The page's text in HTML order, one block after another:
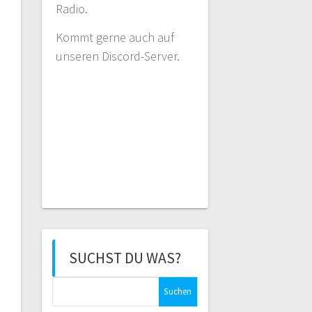
Radio.
Kommt gerne auch auf
unseren Discord-Server.
SUCHST DU WAS?